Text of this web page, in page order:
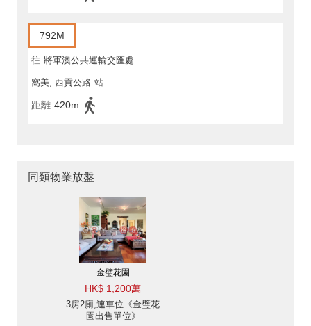
792M
往 將軍澳公共運輸交匯處
窩美, 西貢公路 站
距離 420m
同類物業放盤
金璧花園
HK$ 1,200萬
3房2廁,連車位《金璧花
園出售單位》